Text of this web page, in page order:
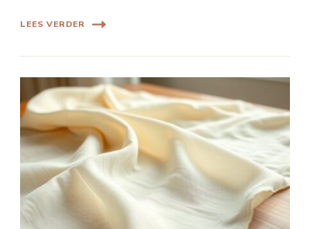
LEES VERDER